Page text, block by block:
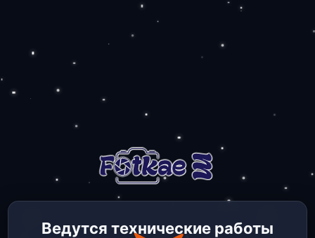
Ведутся технические работы